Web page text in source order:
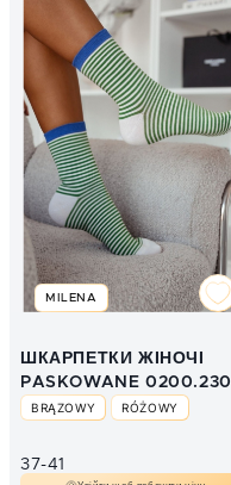
MILENA
ШКАРПЕТКИ ЖІНОЧІ
PASKOWANE 0200.230
BRĄZOWY RÓŻOWY
37-41